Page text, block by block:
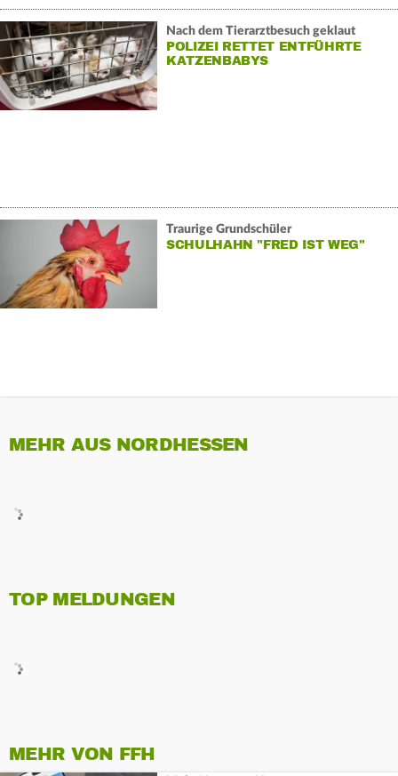
Nach dem Tierarztbesuch geklaut
POLIZEI RETTET ENTFÜHRTE
KATZENBABYS
Traurige Grundschüler
SCHULHAHN "FRED IST WEG"
MEHR AUS NORDHESSEN
TOP MELDUNGEN
MEHR VON FFH